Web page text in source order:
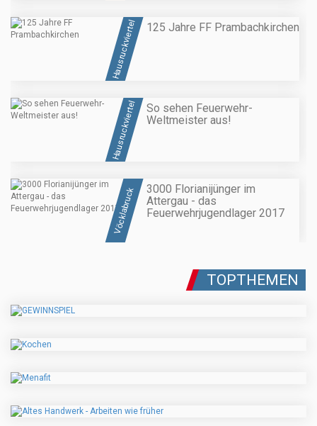
Hausruckviertel 125 Jahre FF Prambachkirchen
Hausruckviertel
So sehen Feuerwehr-
Weltmeister aus!
Vöcklabruck
3000 Florianijünger im
Attergau - das
Feuerwehrjugendlager 2017
TOPTHEMEN